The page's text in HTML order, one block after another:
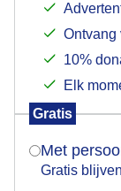
Ontvang
10%
Elk
Gratis
Met
Gratis
Indien je
verschijnt